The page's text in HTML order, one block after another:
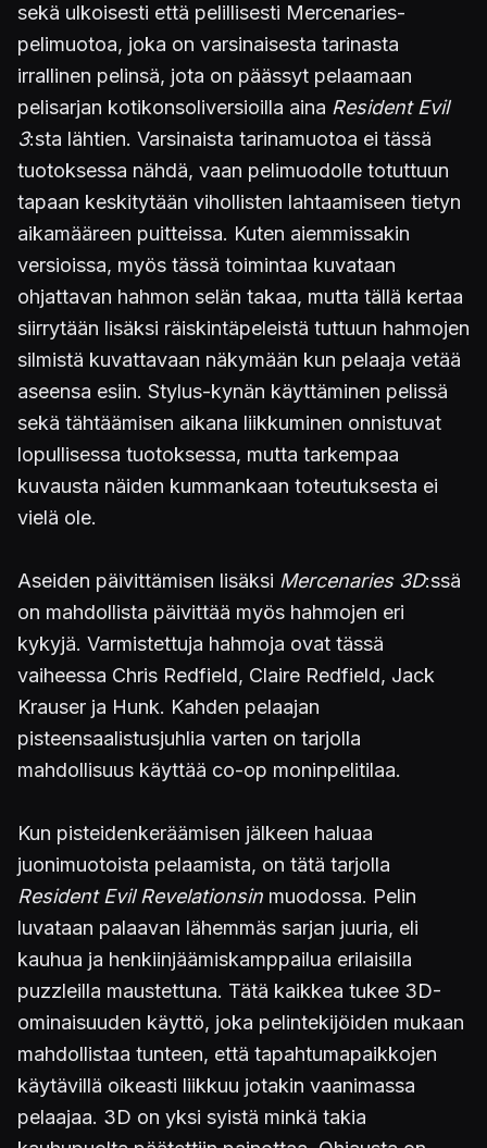
sekä ulkoisesti että pelillisesti Mercenaries-
pelimuotoa, joka on varsinaisesta tarinasta
irrallinen pelinsä, jota on päässyt pelaamaan
pelisarjan kotikonsoliversioilla aina Resident Evil
3:sta lähtien. Varsinaista tarinamuotoa ei tässä
tuotoksessa nähdä, vaan pelimuodolle totuttuun
tapaan keskitytään vihollisten lahtaamiseen tietyn
aikamääreen puitteissa. Kuten aiemmissakin
versioissa, myös tässä toimintaa kuvataan
ohjattavan hahmon selän takaa, mutta tällä kertaa
siirrytään lisäksi räiskintäpeleistä tuttuun hahmojen
silmistä kuvattavaan näkymään kun pelaaja vetää
aseensa esiin. Stylus-kynän käyttäminen pelissä
sekä tähtäämisen aikana liikkuminen onnistuvat
lopullisessa tuotoksessa, mutta tarkempaa
kuvausta näiden kummankaan toteutuksesta ei
vielä ole.
Aseiden päivittämisen lisäksi Mercenaries 3D:ssä
on mahdollista päivittää myös hahmojen eri
kykyjä. Varmistettuja hahmoja ovat tässä
vaiheessa Chris Redfield, Claire Redfield, Jack
Krauser ja Hunk. Kahden pelaajan
pisteensaalistusjuhlia varten on tarjolla
mahdollisuus käyttää co-op moninpelitilaa.
Kun pisteidenkeräämisen jälkeen haluaa
juonimuotoista pelaamista, on tätä tarjolla
Resident Evil Revelationsin muodossa. Pelin
luvataan palaavan lähemmäs sarjan juuria, eli
kauhua ja henkiinjäämiskamppailua erilaisilla
puzzleilla maustettuna. Tätä kaikkea tukee 3D-
ominaisuuden käyttö, joka pelintekijöiden mukaan
mahdollistaa tunteen, että tapahtumapaikkojen
käytävillä oikeasti liikkuu jotakin vaanimassa
pelaajaa. 3D on yksi syistä minkä takia